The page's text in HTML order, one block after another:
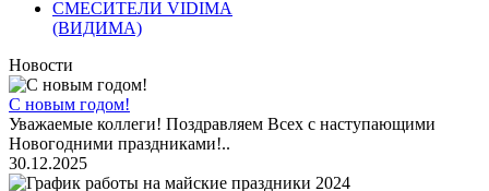
СМЕСИТЕЛИ VIDIMA
(ВИДИМА)
Новости
С новым годом!
Уважаемые коллеги! Поздравляем Всех с наступающими
Новогодними праздниками!..
30.12.2025